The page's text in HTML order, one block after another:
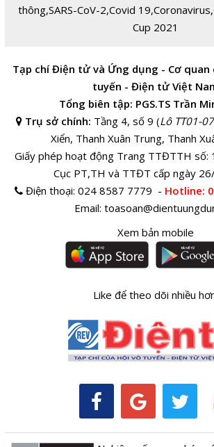
thông,SARS-CoV-2,Covid 19,Coronavirus,
Cup 2021
Tạp chí Điện tử và Ứng dụng - Cơ quan
tuyến - Điện tử Việt
Tổng biên tập: PGS.TS Trần
Trụ sở chính: Tầng 4, số 9 (Lô TT01-
Xiển, Thanh Xuân Trung, Thanh
Giấy phép hoạt động Trang TTĐTTH
Cục PT,TH và TTĐT cấp ngày
Điện thoại:024 8587 7779 - Hotline:
Email:
Xem bản mobile
Like để theo dõi nhiều